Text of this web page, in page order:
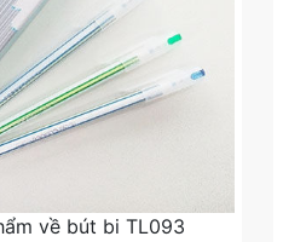
về bút bi TL093